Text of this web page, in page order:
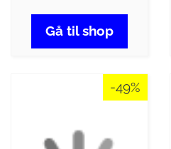
Gå til shop
-49%